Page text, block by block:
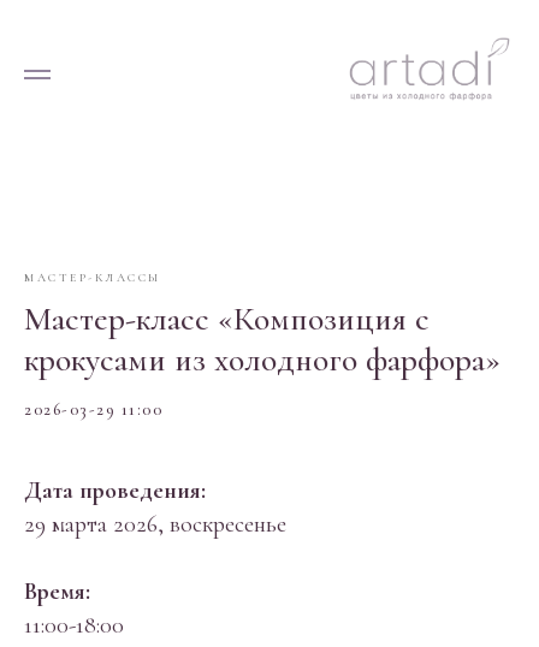
МАСТЕР-КЛАССЫ
Мастер-класс «Композиция с
крокусами из холодного фарфора»
2026-03-29 11:00
Дата проведения:
29 марта 2026, воскресенье
Время:
11:00-18:00